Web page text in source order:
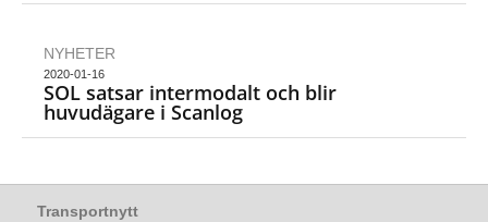
NYHETER
2020-01-16
SOL satsar intermodalt och blir
huvudägare i Scanlog
Transportnytt